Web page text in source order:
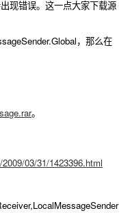
现错误。这一点大家下载源
，那么在
。
03/31/1423396.html